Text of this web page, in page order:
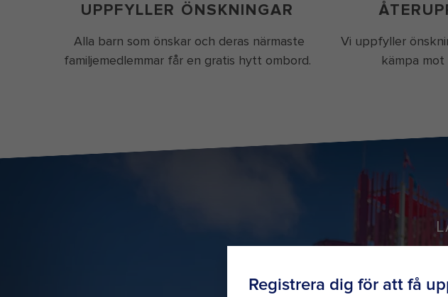
UPPFYLLER ÖNSKNINGAR
Alla barn som önskar och deras närmaste
familjemedlemmar får en gratis hytt ombord.
Vi uppfyller
kämpa mot
make a wish royal
MAKE-